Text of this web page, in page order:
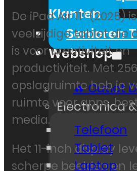
Klanten
Senioren
Webshop
🔥 Outlet
Electronica
Telefoon
Tablet
Laptop
De iPad Air 11″ (2025)
veelzijdige tablet die
is voor creativiteit en
productiviteit. Met
opslagruimte heb je
ruimte voor apps,
media.
Het 11-inch display
scherpe beelden en